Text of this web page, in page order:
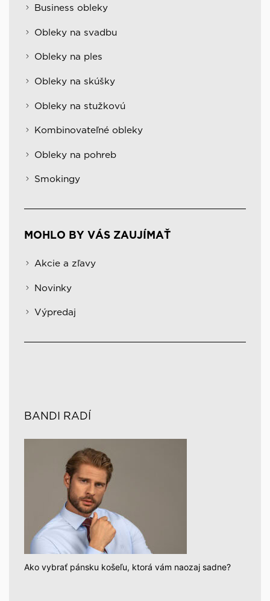
Business obleky
Obleky na svadbu
Obleky na ples
Obleky na skúšky
Obleky na stužkovú
Kombinovateľné obleky
Obleky na pohreb
Smokingy
MOHLO BY VÁS ZAUJÍMAŤ
Akcie a zľavy
Novinky
Výpredaj
BANDI RADÍ
Ako vybrať pánsku košeľu, ktorá vám naozaj sadne?